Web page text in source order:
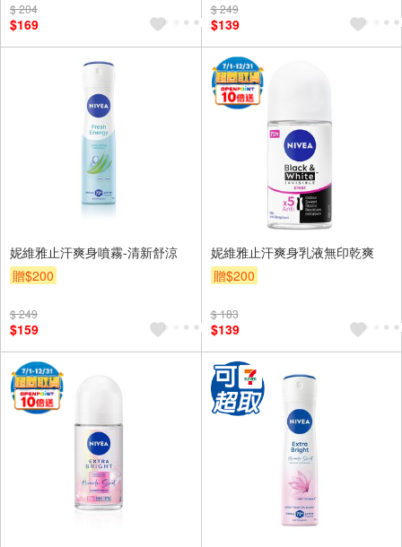
$ 204
$169
$ 249
$139
妮維雅止汗爽身噴霧-清新舒涼
贈$200
$ 249
$159
妮維雅止汗爽身乳液無印乾爽
贈$200
$ 183
$139